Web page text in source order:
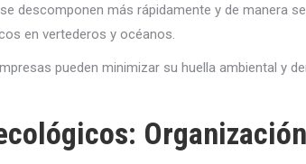
descomponen más rápidamente y de manera
en vertederos y océanos.
pueden minimizar su huella ambiental y